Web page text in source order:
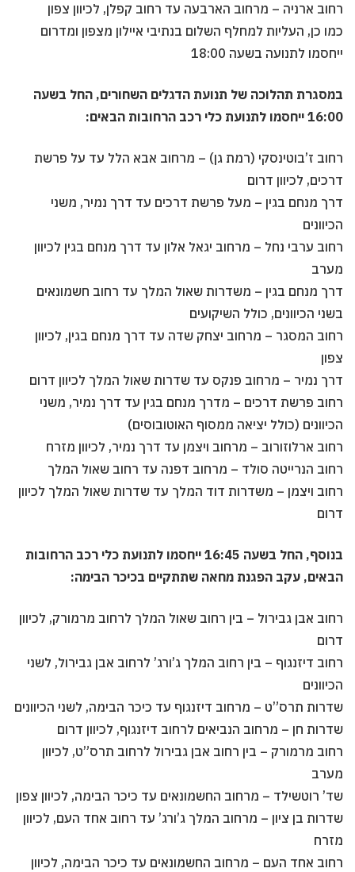
רחוב ארניה – מרחוב הארבעה עד רחוב קפלן, לכיוון צפון
כמו כן, העליות למחלף השלום בנתיבי איילון מצפון ומדרום
ייחסמו לתנועה בשעה 18:00
במסגרת תהלוכה של תנועת הדגלים השחורים, החל בשעה
16:00 ייחסמו לתנועת כלי רכב הרחובות הבאים:
רחוב ז’בוטינסקי (רמת גן) – מרחוב אבא הלל עד על פרשת
דרכים, לכיוון דרום
דרך מנחם בגין – מעל פרשת דרכים עד דרך נמיר, משני
הכיוונים
רחוב ערבי נחל – מרחוב יגאל אלון עד דרך מנחם בגין לכיוון
מערב
דרך מנחם בגין – משדרות שאול המלך עד רחוב חשמונאים
בשני הכיוונים, כולל השיקועים
רחוב המסגר – מרחוב יצחק שדה עד דרך מנחם בגין, לכיוון
צפון
דרך נמיר – מרחוב פנקס עד שדרות שאול המלך לכיוון דרום
רחוב פרשת דרכים – מדרך מנחם בגין עד דרך נמיר, משני
הכיוונים (כולל יציאה ממסוף האוטובוסים)
רחוב ארלוזורוב – מרחוב ויצמן עד דרך נמיר, לכיוון מזרח
רחוב הנרייטה סולד – מרחוב דפנה עד רחוב שאול המלך
רחוב ויצמן – משדרות דוד המלך עד שדרות שאול המלך לכיוון
דרום
בנוסף, החל בשעה 16:45 ייחסמו לתנועת כלי רכב הרחובות
הבאים, עקב הפגנת מחאה שתתקיים בכיכר הבימה:
רחוב אבן גבירול – בין רחוב שאול המלך לרחוב מרמורק, לכיוון
דרום
רחוב דיזנגוף – בין רחוב המלך ג’ורג’ לרחוב אבן גבירול, לשני
הכיוונים
שדרות תרס”ט – מרחוב דיזנגוף עד כיכר הבימה, לשני הכיוונים
שדרות חן – מרחוב הנביאים לרחוב דיזנגוף, לכיוון דרום
רחוב מרמורק – בין רחוב אבן גבירול לרחוב תרס”ט, לכיוון
מערב
שד’ רוטשילד – מרחוב החשמונאים עד כיכר הבימה, לכיוון צפון
שדרות בן ציון – מרחוב המלך ג’ורג’ עד רחוב אחד העם, לכיוון
מזרח
רחוב אחד העם – מרחוב החשמונאים עד כיכר הבימה, לכיוון